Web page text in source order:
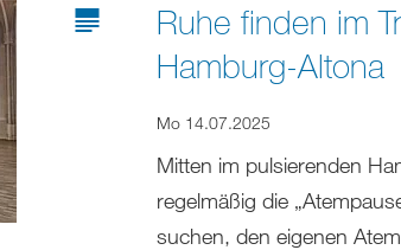
Ruhe finden im
Hamburg-Altona
Mo 14.07.2025
Mitten im pulsierenden
regelmäßig die
suchen, den eigenen